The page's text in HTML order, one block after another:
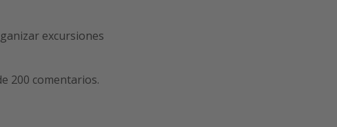
excursiones
200 comentarios.